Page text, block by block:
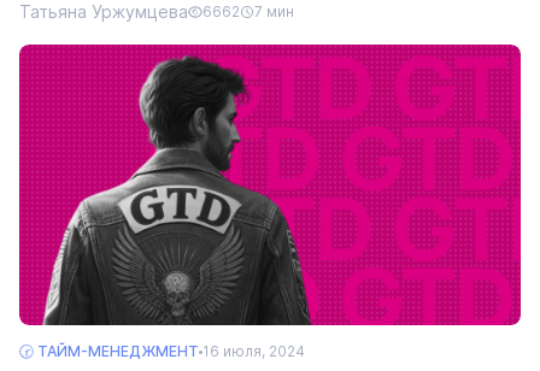
Татьяна Уржумцева
6662 7 мин
🕝 ТАЙМ-МЕНЕДЖМЕНТ 16 июля, 2024